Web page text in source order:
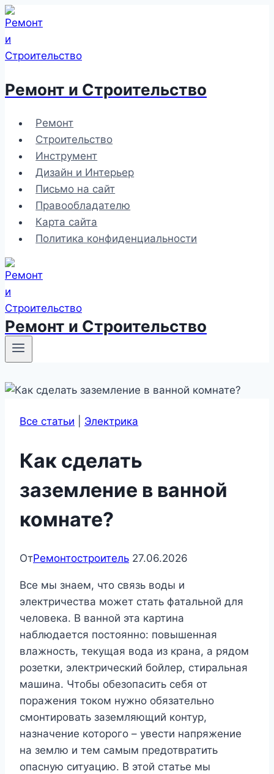
Перейти
к
содержимому
Ремонт и Строительство
Ремонт
Строительство
Инструмент
Дизайн и Интерьер
Письмо на сайт
Правообладателю
Карта сайта
Политика конфиденциальности
Ремонт и Строительство
Все статьи Электрика
Как сделать
заземление в ванной
комнате?
ОтРемонтостроитель 27.06.2026
Все мы знаем, что связь воды и
электричества может стать фатальной для
человека. В ванной эта картина
наблюдается постоянно: повышенная
влажность, текущая вода из крана, а рядом
розетки, электрический бойлер, стиральная
машина. Чтобы обезопасить себя от
поражения током нужно обязательно
смонтировать заземляющий контур,
назначение которого – увести напряжение
на землю и тем самым предотвратить
опасную ситуацию. В этой статье мы